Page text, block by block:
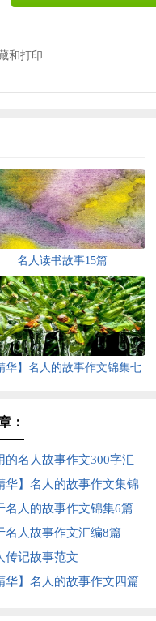
和打印
名人读书故事15篇
华】名人的故事作文锦集七
：
的名人故事作文300字汇
华】名人的故事作文集锦
名人的故事作文锦集6篇
名人故事作文汇编8篇
传记故事范文
华】名人的故事作文四篇